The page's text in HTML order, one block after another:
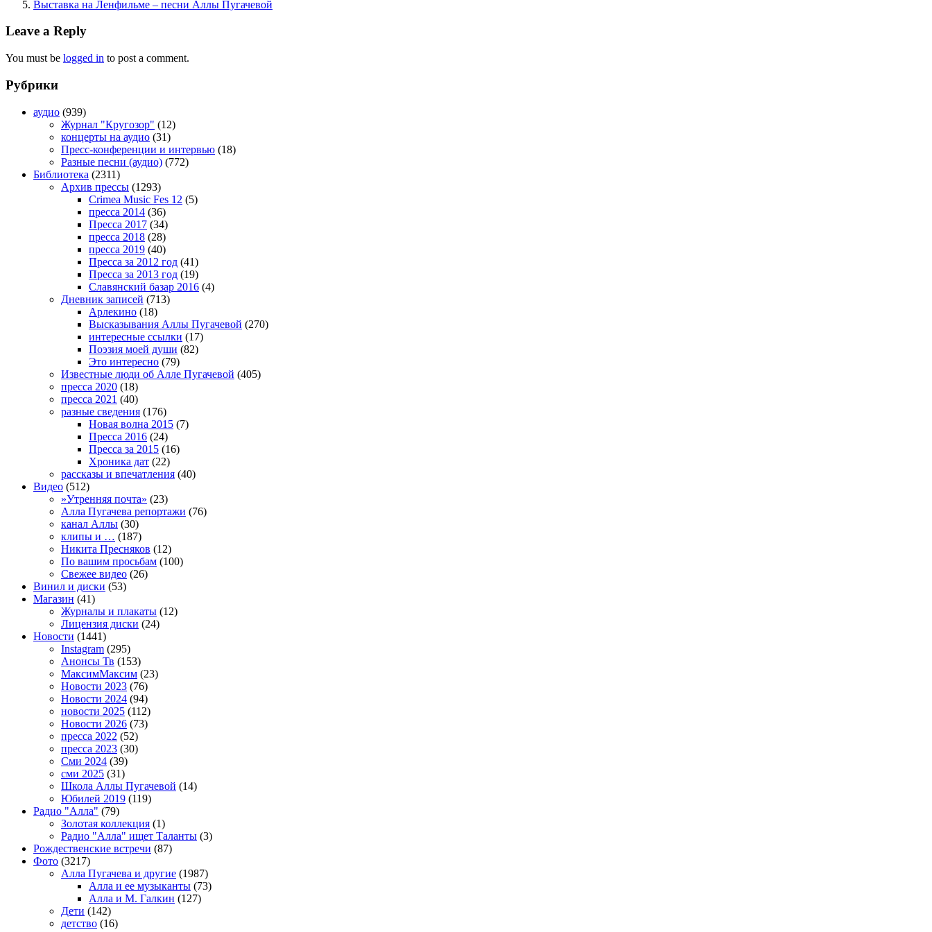
Выставка на Ленфильме – песни Аллы Пугачевой
Leave a Reply
You must be logged in to post a comment.
Рубрики
аудио (939)
Журнал "Кругозор" (12)
концерты на аудио (31)
Пресс-конференции и интервью (18)
Разные песни (аудио) (772)
Библиотека (2311)
Архив прессы (1293)
Crimea Music Fes 12 (5)
пресса 2014 (36)
Пресса 2017 (34)
пресса 2018 (28)
пресса 2019 (40)
Пресса за 2012 год (41)
Пресса за 2013 год (19)
Славянский базар 2016 (4)
Дневник записей (713)
Арлекино (18)
Высказывания Аллы Пугачевой (270)
интересные ссылки (17)
Поэзия моей души (82)
Это интересно (79)
Известные люди об Алле Пугачевой (405)
пресса 2020 (18)
пресса 2021 (40)
разные сведения (176)
Новая волна 2015 (7)
Пресса 2016 (24)
Пресса за 2015 (16)
Хроника дат (22)
рассказы и впечатления (40)
Видео (512)
»Утренняя почта» (23)
Алла Пугачева репортажи (76)
канал Аллы (30)
клипы и … (187)
Никита Пресняков (12)
По вашим просьбам (100)
Свежее видео (26)
Винил и диски (53)
Магазин (41)
Журналы и плакаты (12)
Лицензия диски (24)
Новости (1441)
Instagram (295)
Анонсы Тв (153)
МаксимМаксим (23)
Новости 2023 (76)
Новости 2024 (94)
новости 2025 (112)
Новости 2026 (73)
пресса 2022 (52)
пресса 2023 (30)
Сми 2024 (39)
сми 2025 (31)
Школа Аллы Пугачевой (14)
Юбилей 2019 (119)
Радио "Алла" (79)
Золотая коллекция (1)
Радио "Алла" ищет Таланты (3)
Рождественские встречи (87)
Фото (3217)
Алла Пугачева и другие (1987)
Алла и ее музыканты (73)
Алла и М. Галкин (127)
Дети (142)
детство (16)